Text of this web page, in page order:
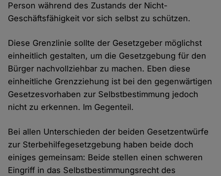
Person während des Zustands der Nicht-
Geschäftsfähigkeit vor sich selbst zu schützen.
Diese Grenzlinie sollte der Gesetzgeber möglichst
einheitlich gestalten, um die Gesetzgebung für den
Bürger nachvollziehbar zu machen. Eben diese
einheitliche Grenzziehung ist bei den gegenwärtigen
Gesetzesvorhaben zur Selbstbestimmung jedoch
nicht zu erkennen. Im Gegenteil.
Bei allen Unterschieden der beiden Gesetzentwürfe
zur Sterbehilfegesetzgebung haben beide doch
einiges gemeinsam: Beide stellen einen schweren
Eingriff in das Selbstbestimmungsrecht des